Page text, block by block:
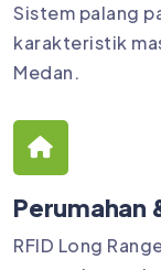
Sistem palang
karakteristik
Medan.
Perumahan
RFID Long